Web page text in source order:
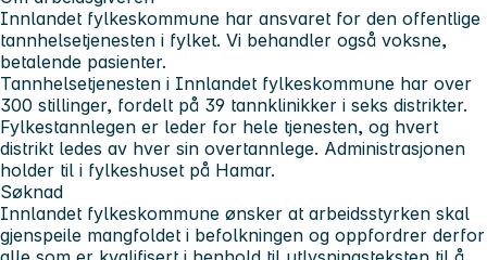
Innlandet fylkeskommune har ansvaret for den offentlige
tannhelsetjenesten i fylket. Vi behandler også voksne,
betalende pasienter.
Tannhelsetjenesten i Innlandet fylkeskommune har over
300 stillinger, fordelt på 39 tannklinikker i seks distrikter.
Fylkestannlegen er leder for hele tjenesten, og hvert
distrikt ledes av hver sin overtannlege. Administrasjonen
holder til i fylkeshuset på Hamar.
Søknad
Innlandet fylkeskommune ønsker at arbeidsstyrken skal
gjenspeile mangfoldet i befolkningen og oppfordrer derfor